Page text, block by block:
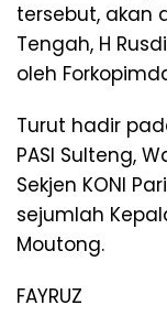
tersebut, akan
Tengah, H
oleh
Turut hadir
PASI Sulteng,
Sekjen KONI
sejumlah
Moutong.
FAYRUZ